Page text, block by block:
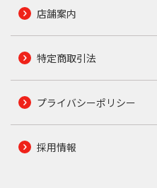
店舗案内
特定商取引法
プライバシーポリシー
採用情報